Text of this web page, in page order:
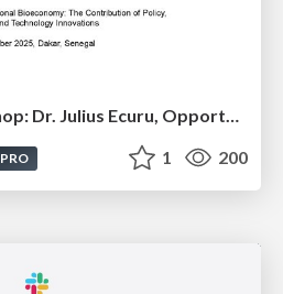
Bioeconomy Workshop: Dr. Julius Ecuru, Opportunities for a Bioeconomy in West Africa
PRO 1 200